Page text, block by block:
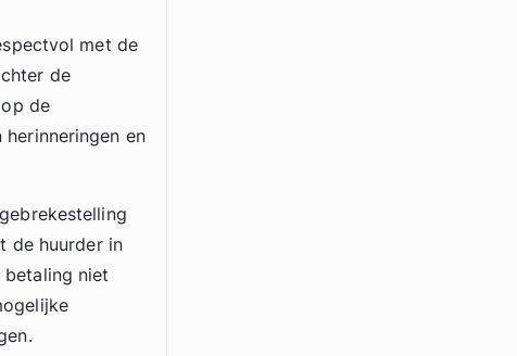
met de
de
de
en
de huurder in
niet